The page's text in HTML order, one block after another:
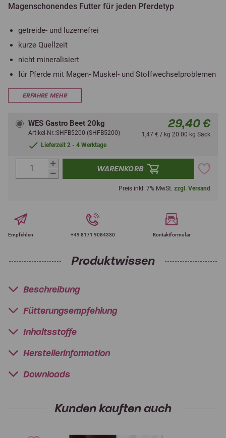
Magenschonendes Futter für jeden Pferdetyp
getreide- und luzernefrei
kurze Quellzeit
nicht mineralisiert
für Pferde mit Magen- Muskel- und Stoffwechselproblemen
ERFAHRE MEHR
WES Gastro Beet 20kg
Artikel-Nr.:SHFB5200 (SHFB5200)
Lieferzeit 2 - 4 Werktage
29,40 €
1,47 € / kg 20.00 kg Sack
WARENKORB
Preis inkl. 7% MwSt. zzgl. Versand
Empfehlen +49 8171 9084330 Kontaktformular
Produktwissen
Beschreibung
Fütterungsempfehlung
Inhaltsstoffe
Herstellerinformation
Downloads
Kunden kauften auch